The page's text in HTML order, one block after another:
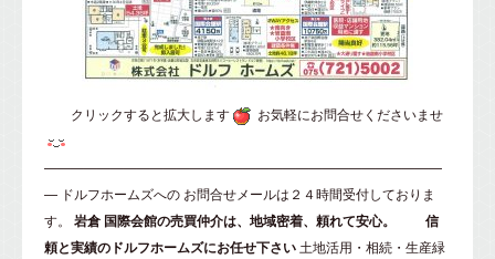
クリックすると拡大します お気軽にお問合せくださいませ
——————————————————————————————
— ドルフホームズへの お問合せメールは２４時間受付しておりま
す。 岩倉 国際会館の売買仲介は、地域密着、頼れて安心。
信
頼と実績のドルフホームズにお任せ下さい 土地活用・相続・生産緑